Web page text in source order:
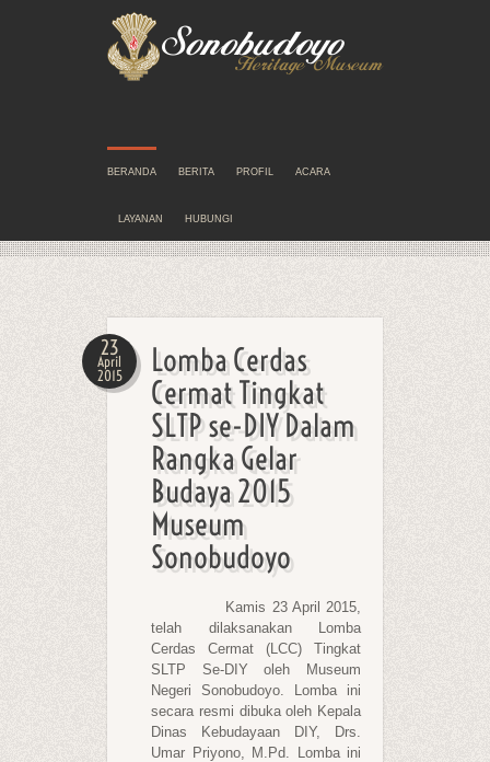
BERANDA BERITA PROFIL ACARA
LAYANAN HUBUNGI
23
April
2015
Lomba Cerdas
Cermat Tingkat
SLTP se-DIY Dalam
Rangka Gelar
Budaya 2015
Museum
Sonobudoyo
Kamis 23 April 2015,
telah dilaksanakan Lomba
Cerdas Cermat (LCC) Tingkat
SLTP Se-DIY oleh Museum
Negeri Sonobudoyo. Lomba ini
secara resmi dibuka oleh Kepala
Dinas Kebudayaan DIY, Drs.
Umar Priyono, M.Pd. Lomba ini